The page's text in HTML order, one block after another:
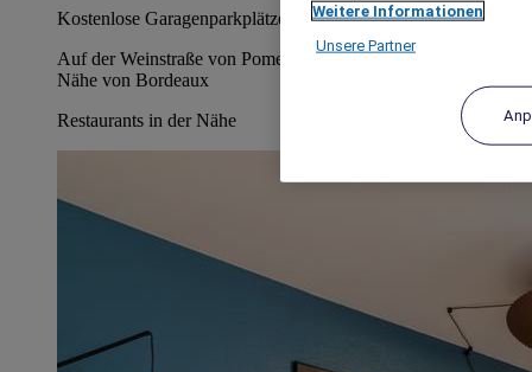
Kostenlose Garagenparkplätze
Auf der Weinstraße von Pomerol und Saint-Emilion-in der
Nähe von Bordeaux
Restaurants in der Nähe
Weitere Informationen
Unsere Partner